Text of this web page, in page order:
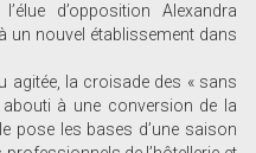
d’opposition Alexandra
un nouvel établissement dans
agitée, la croisade des « sans
à une conversion de la
pose les bases d’une saison